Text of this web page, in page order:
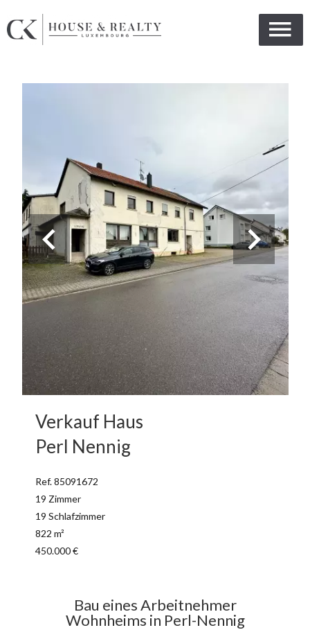
Verkauf Haus
Perl Nennig
Ref. 85091672
19 Zimmer
19 Schlafzimmer
822 m²
450.000 €
Bau eines Arbeitnehmer
Wohnheims in Perl-Nennig